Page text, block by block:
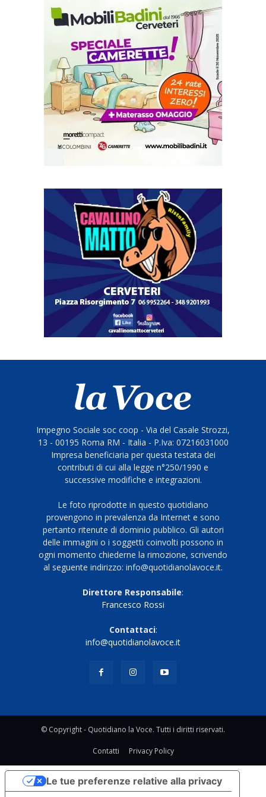
Impegno Sociale soc coop - Via del Casale Strozzi,
13 - 00195 Roma RM - Italia - P.Iva: 07216031000
Impresa beneficiaria per questa testata dei
contributi di cui alla legge n°250/1990 e
successive modifiche e integrazioni.
Le foto riprodotte in questo quotidiano
provengono in prevalenza da Internet e sono
pertanto ritenute di dominio pubblico. Gli autori
delle immagini o i soggetti coinvolti possono in
ogni momento chiederne la rimozione, scrivendo
al seguente indirizzo: info@quotidianolavoce.it.
Direttore Responsabile:
Francesco Rossi
Contattaci:
info@quotidianolavoce.it
© Copyright - Quotidiano la Voce. Tutti i diritti riservati.
Contatti Privacy Policy
Le tue preferenze relative alla privacy